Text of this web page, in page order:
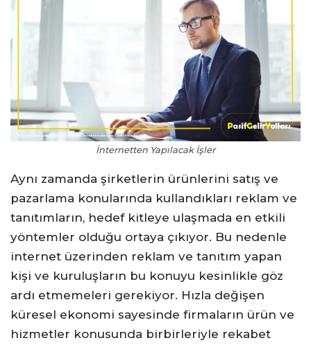
İnternetten Yapılacak İşler
Aynı zamanda şirketlerin ürünlerini satış ve
pazarlama konularında kullandıkları reklam ve
tanıtımların, hedef kitleye ulaşmada en etkili
yöntemler olduğu ortaya çıkıyor. Bu nedenle
internet üzerinden reklam ve tanıtım yapan
kişi ve kuruluşların bu konuyu kesinlikle göz
ardı etmemeleri gerekiyor. Hızla değişen
küresel ekonomi sayesinde firmaların ürün ve
hizmetler konusunda birbirleriyle rekabet